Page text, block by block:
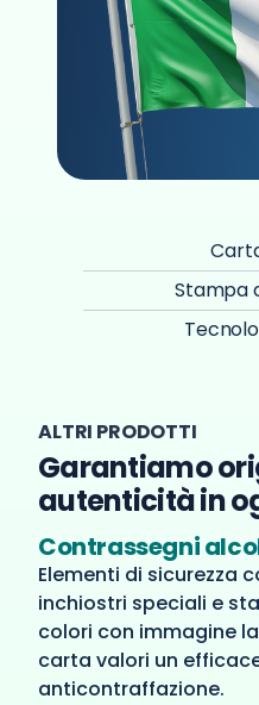
Stampa
ALTRI PRODOTTI
Garantiamo
autenticità in
Contrassegni
Elementi di sicurezza
inchiostri speciali e
colori con immagine
carta valori un
anticontraffazione.